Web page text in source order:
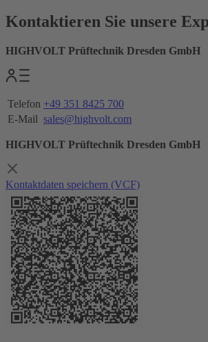
Kontaktieren Sie unsere
HIGHVOLT Prüftechnik Dresden GmbH
Telefon +49 351 8425 700
E-Mail sales@highvolt.com
HIGHVOLT Prüftechnik Dresden GmbH
Kontaktdaten speichern (VCF)